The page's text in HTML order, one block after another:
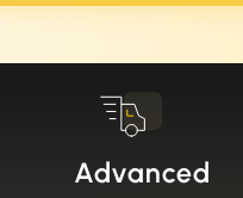
Advanced